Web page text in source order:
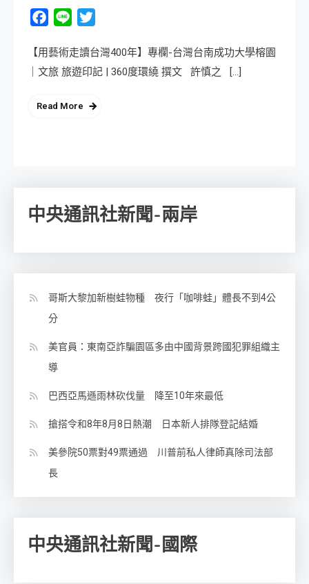
Facebook
Line
【用藝術走讀台灣400年】專欄-台灣台南成功大學榕園
｜文旅 旅遊印記 | 360度環繞 撰文 許慎之 […]
Read More
中央通訊社新聞-兩岸
哥斯大黎加新樹蛙物種 夜行「咖啡蛙」體長不到4公
分
美官員：東南亞詐騙園區多由中國背景跨國犯罪組織主
導
巴西亞馬遜雨林砍伐量 降至10年來最低
搶搭令和8年8月8日熱潮 日本新人排隊登記結婚
美參院50票對49票通過 川普前私人律師真除司法部
長
中央通訊社新聞-國際